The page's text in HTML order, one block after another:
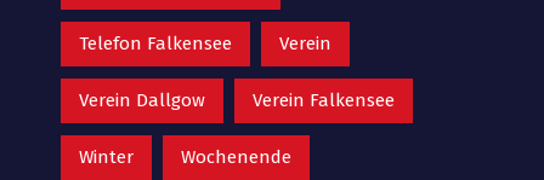
Telefon Falkensee Verein
Verein Dallgow Verein Falkensee
Winter Wochenende